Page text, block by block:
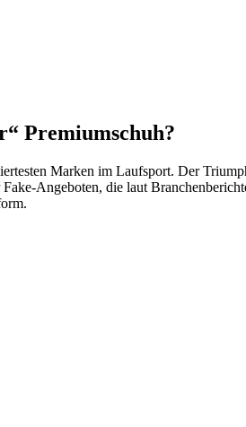
Premiumschuh?
Marken im Laufsport. Der
Angeboten, die laut